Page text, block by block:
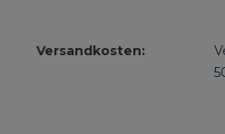
Versandkosten: